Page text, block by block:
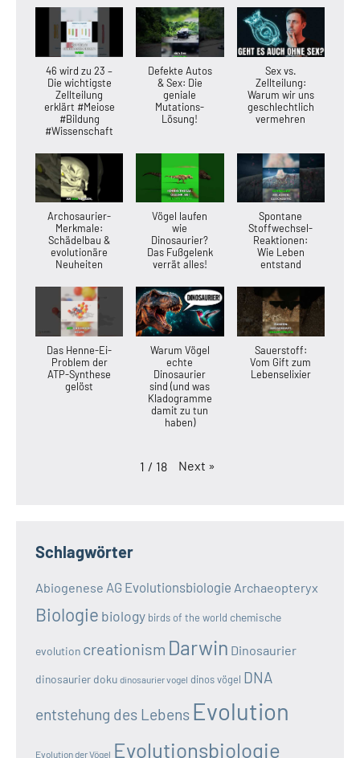
46 wird zu 23 –
Die wichtigste
Zellteilung
erklärt #Meiose
#Bildung
#Wissenschaft
Defekte Autos
& Sex: Die
geniale
Mutations-
Lösung!
Sex vs.
Zellteilung:
Warum wir uns
geschlechtlich
vermehren
Archosaurier-
Merkmale:
Schädelbau &
evolutionäre
Neuheiten
Vögel laufen
wie
Dinosaurier?
Das Fußgelenk
verrät alles!
Spontane
Stoffwechsel-
Reaktionen:
Wie Leben
entstand
Das Henne-Ei-
Problem der
ATP-Synthese
gelöst
Warum Vögel
echte
Dinosaurier
sind (und was
Kladogramme
damit zu tun
haben)
Sauerstoff:
Vom Gift zum
Lebenselixier
1 / 18 Next »
Schlagwörter
Abiogenese AG Evolutionsbiologie Archaeopteryx
Biologie biology birds of the world chemische
evolution creationism Darwin Dinosaurier
dinosaurier doku dinosaurier vogel dinos vögel DNA
entstehung des Lebens Evolution
Evolution der Vögel Evolutionsbiologie